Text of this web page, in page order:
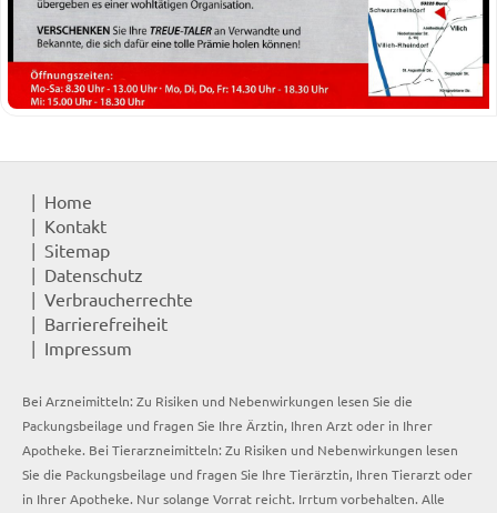
Home
Kontakt
Sitemap
Datenschutz
Verbraucherrechte
Barrierefreiheit
Impressum
Bei Arzneimitteln: Zu Risiken und Nebenwirkungen lesen Sie die
Packungsbeilage und fragen Sie Ihre Ärztin, Ihren Arzt oder in Ihrer
Apotheke. Bei Tierarzneimitteln: Zu Risiken und Nebenwirkungen lesen
Sie die Packungsbeilage und fragen Sie Ihre Tierärztin, Ihren Tierarzt oder
in Ihrer Apotheke. Nur solange Vorrat reicht. Irrtum vorbehalten. Alle